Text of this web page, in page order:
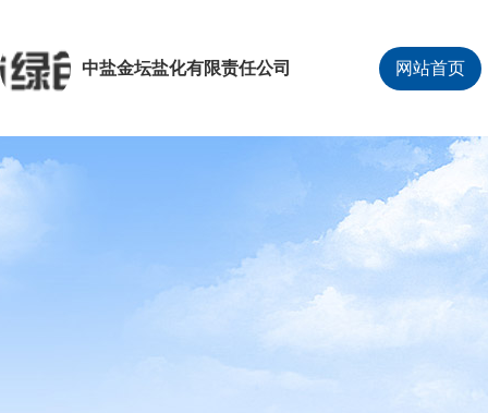
中盐金坛盐化有限责任公司 网站首页